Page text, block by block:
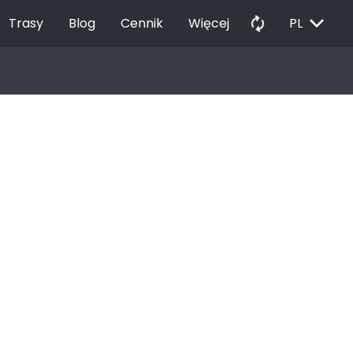
Trasy Blog Cennik Więcej autorenew PL EXPAND_MORE